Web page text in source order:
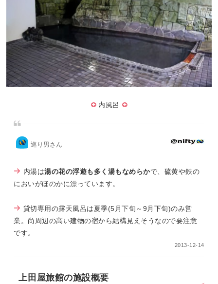
内風呂
巡り男さん
内湯は湯の花の浮遊も多く湯もなめらかで、硫黄や鉄の
においがほのかに漂っています。
貸切専用の露天風呂は夏季(5月下旬～9月下旬)のみ営
業。尚周辺の高い建物の宿から結構見えそうなので要注意
です。
2013-12-14
上田屋旅館の施設概要